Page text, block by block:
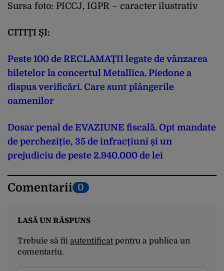
Sursa foto: PICCJ, IGPR – caracter ilustrativ
CITIȚI ȘI:
Peste 100 de RECLAMAȚII legate de vânzarea
biletelor la concertul Metallica. Piedone a
dispus verificări. Care sunt plângerile
oamenilor
Dosar penal de EVAZIUNE fiscală. Opt mandate
de percheziție, 35 de infracțiuni și un
prejudiciu de peste 2.940.000 de lei
Comentarii 0
LASĂ UN RĂSPUNS
Trebuie să fii autentificatpentru a publica un
comentariu.